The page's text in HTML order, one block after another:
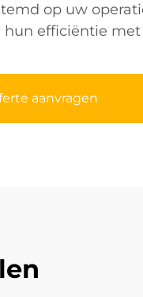
op uw
hun efficiëntie
aanvragen